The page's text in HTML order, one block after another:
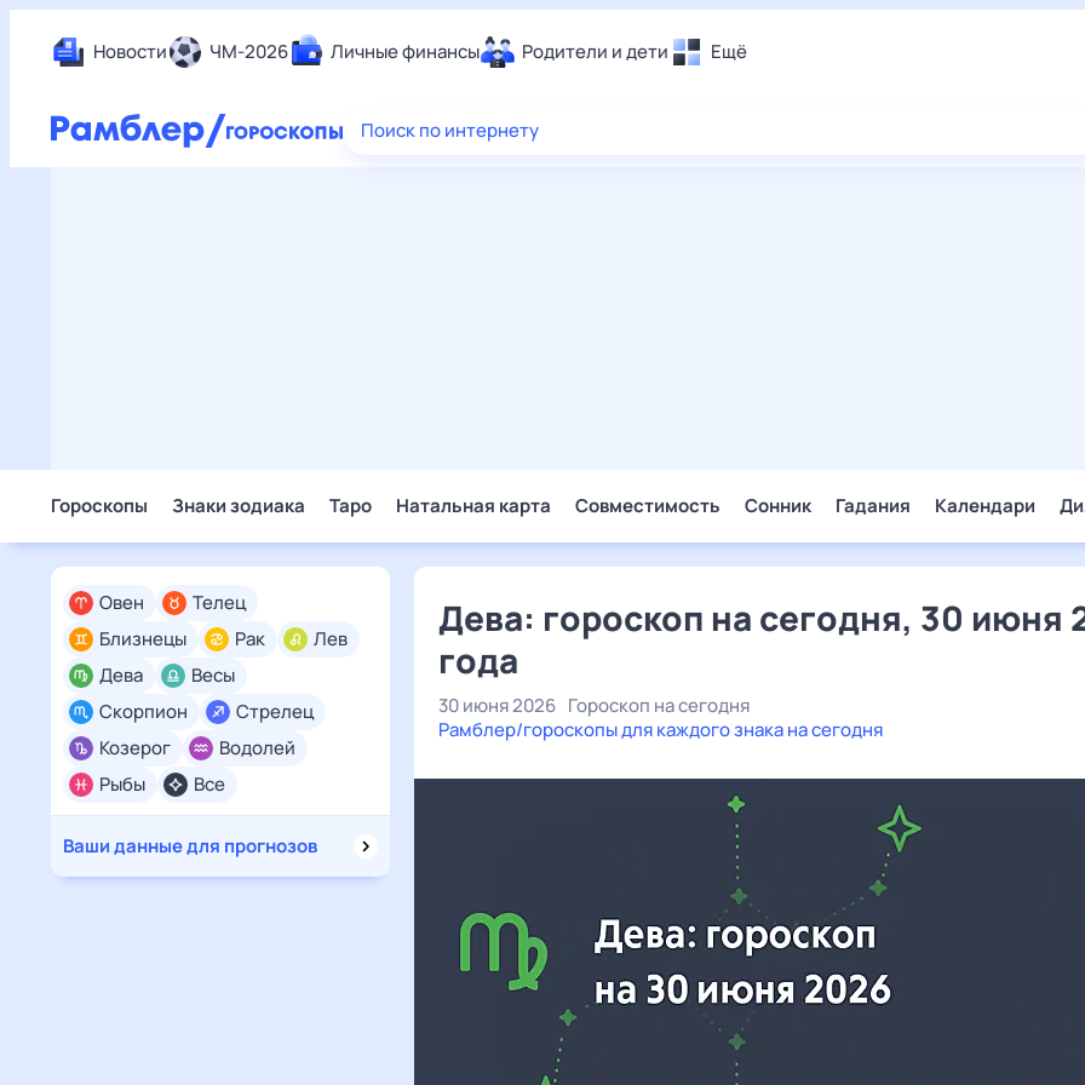
Новости ЧМ-2026 Личные финансы Родители и дети Ещё
Еда
Поиск по интернету
Гороскопы Знаки зодиака Таро Натальная карта Совместимость Сонник Гадания Календари
Все
Овен
Телец
Близнецы
Рак
Лев
Дева
Весы
Скорпион
Стрелец
Козерог
Водолей
Рыбы
Ваши данные для прогнозов
Дева: гороскоп на сегодня, 30 июня
года
30 июня 2026 Гороскоп на сегодня
Рамблер/гороскопы для каждого знака на сегодня